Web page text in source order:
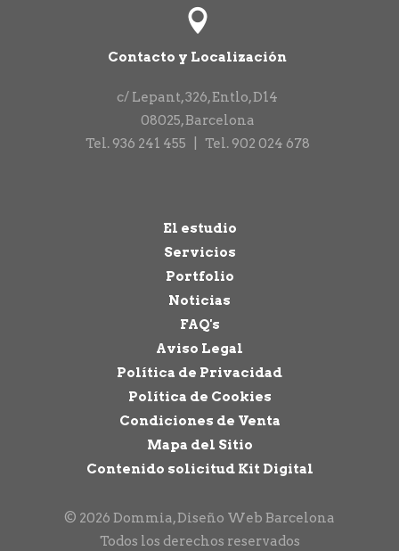
Contacto y Localización
c/ Lepant, 326, Entlo, D14
08025,Barcelona
Tel. 936 241 455 Tel. 902 024 678
El estudio
Servicios
Portfolio
Noticias
FAQ's
Aviso Legal
Política de Privacidad
Política de Cookies
Condiciones de Venta
Mapa del Sitio
Contenido solicitud Kit Digital
© 2026 Dommia, Diseño Web Barcelona
Todos los derechos reservados